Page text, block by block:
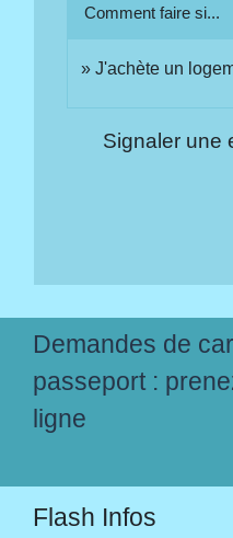
Comment faire si...
J'achète un
Signaler une
Demandes de
passeport :
ligne
Flash Infos